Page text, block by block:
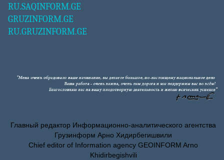
RU.SAQINFORM.GE
GRUZINFORM.GE
RU.GRUZINFORM.GE
Главный редактор Информационно-аналитического агентства
Грузинформ Арно Хидирбегишвили
Chief editor of Information agency GEOINFORM Arno
Khidirbegishvili